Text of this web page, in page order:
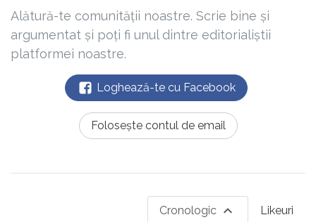
Alătură-te comunității noastre. Scrie bine și
argumentat și poți fi unul dintre editorialiștii
platformei noastre.
Loghează-te cu Facebook
Folosește contul de email
Likeuri
Cronologic